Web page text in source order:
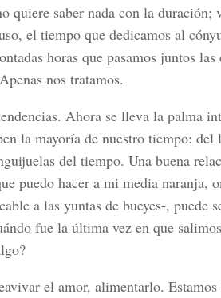
quiere saber nada con la duración;
el tiempo que dedicamos al
horas que pasamos juntos
nos tratamos.
Ahora se lleva la palma
la mayoría de nuestro tiempo: del
del tiempo. Una buena
puedo hacer a mi media naranja,
a las yuntas de bueyes-, puede
fue la última vez en que
el amor, alimentarlo.